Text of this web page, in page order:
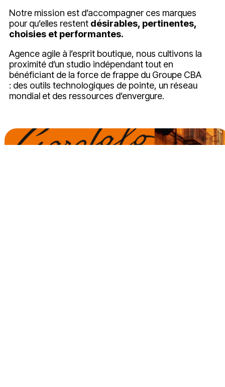
Notre mission est d’accompagner ces marques
pour qu’elles restent désirables, pertinentes,
choisies et performantes.
Agence agile à l’esprit boutique, nous cultivons la
proximité d’un studio indépendant tout en
bénéficiant de la force de frappe du Groupe CBA
: des outils technologiques de pointe, un réseau
mondial et des ressources d’envergure.